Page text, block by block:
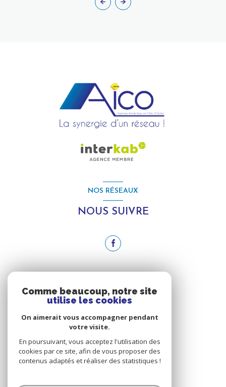
NOS RÉSEAUX
NOUS SUIVRE
NOUS ADHÉRONS
Comme beaucoup, notre site
utilise les cookies
On aimerait vous accompagner pendant
votre visite.
En poursuivant, vous acceptez l'utilisation des
cookies par ce site, afin de vous proposer des
contenus adaptés et réaliser des statistiques !